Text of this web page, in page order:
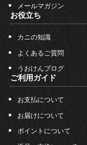
メールマガジン
お役立ち
カニの知識
よくあるご質問
うおけんブログ
ご利用ガイド
お支払について
お届けについて
ポイントについて